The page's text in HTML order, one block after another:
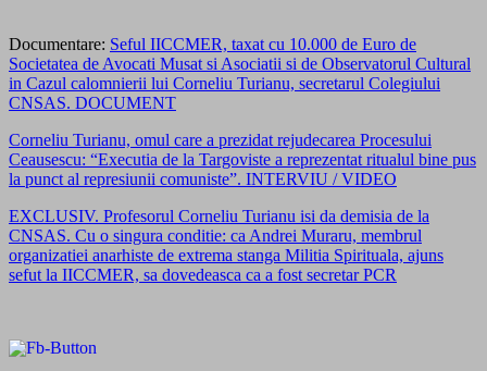
Documentare: Seful IICCMER, taxat cu 10.000 de Euro de
Societatea de Avocati Musat si Asociatii si de Observatorul Cultural
in Cazul calomnierii lui Corneliu Turianu, secretarul Colegiului
CNSAS. DOCUMENT
Corneliu Turianu, omul care a prezidat rejudecarea Procesului
Ceausescu: “Executia de la Targoviste a reprezentat ritualul bine pus
la punct al represiunii comuniste”. INTERVIU / VIDEO
EXCLUSIV. Profesorul Corneliu Turianu isi da demisia de la
CNSAS. Cu o singura conditie: ca Andrei Muraru, membrul
organizatiei anarhiste de extrema stanga Militia Spirituala, ajuns
sefut la IICCMER, sa dovedeasca ca a fost secretar PCR